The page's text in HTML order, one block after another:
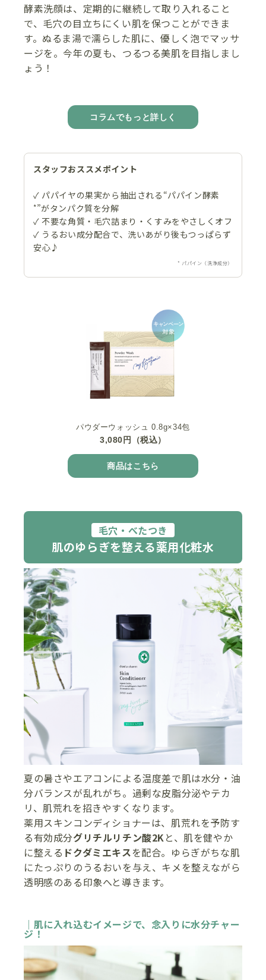
酵素洗顔は、定期的に継続して取り入れること
で、毛穴の目立ちにくい肌を保つことができま
す。ぬるま湯で濡らした肌に、優しく泡でマッサ
ージを。今年の夏も、つるつる美肌を目指しまし
ょう！
コラムでもっと詳しく
スタッフおススメポイント
✓ パパイヤの果実から抽出される“パパイン酵素
*”がタンパク質を分解
✓ 不要な角質・毛穴詰まり・くすみをやさしくオフ
✓ うるおい成分配合で、洗いあがり後もつっぱらず
安心♪
* パパイン（洗浄成分）
パウダーウォッシュ 0.8g×34包
3,080円（税込）
商品はこちら
毛穴・べたつき
肌のゆらぎを整える薬用化粧水
夏の暑さやエアコンによる温度差で肌は水分・油
分バランスが乱れがち。過剰な皮脂分泌やテカ
リ、肌荒れを招きやすくなります。
薬用スキンコンディショナーは、肌荒れを予防す
る有効成分グリチルリチン酸2Kと、肌を健やか
に整える ドクダミエキスを配合。ゆらぎがちな肌
にたっぷりのうるおいを与え、キメを整えながら
透明感のある印象へと導きます。
｜肌に入れ込むイメージで、念入りに水分チャー
ジ！